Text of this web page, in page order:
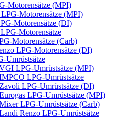
Motorensätze (MPI)
LPG-Motorensätze (MPI)
Motorensätze (DI)
Motorensätze
Motorensätze (Carb)
LPG-Motorensätze (DI)
Umrüstsätze
LPG-Umrüstsätze (MPI)
LPG-Umrüstsätze
LPG-Umrüstsätze (DI)
LPG-Umrüstsätze (MPI)
LPG-Umrüstsätze (Carb)
Renzo LPG-Umrüstsätze